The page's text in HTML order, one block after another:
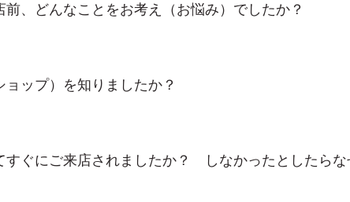
、どんなことをお考え（お悩み）でしたか？
ップ）を知りましたか？
ぐにご来店されましたか？ しなかったとしたらな